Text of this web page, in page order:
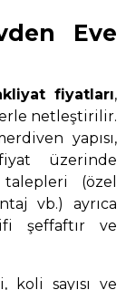
Eve
fiyatları,
netleştirilir.
yapısı,
üzerinde
(özel
vb.) ayrıca
şeffaftır ve
koli sayısı ve